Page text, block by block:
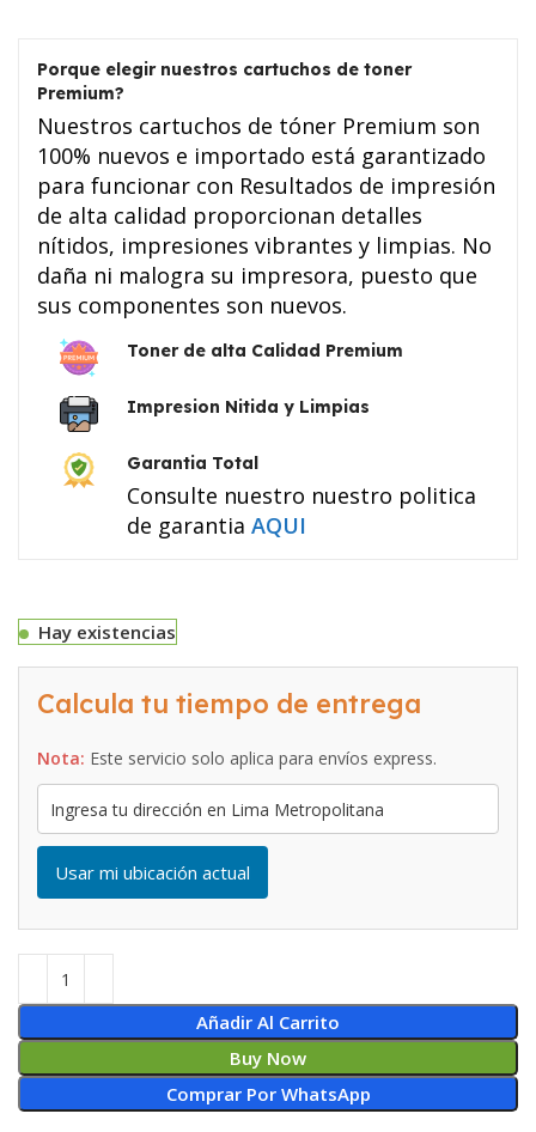
Porque elegir nuestros cartuchos de toner
Premium?
Nuestros cartuchos de tóner Premium son
100% nuevos e importado está garantizado
para funcionar con Resultados de impresión
de alta calidad proporcionan detalles
nítidos, impresiones vibrantes y limpias. No
daña ni malogra su impresora, puesto que
sus componentes son nuevos.
Toner de alta Calidad Premium
Impresion Nitida y Limpias
Garantia Total
Consulte nuestro nuestro politica
de garantia AQUI
Hay existencias
Calcula tu tiempo de entrega
Nota: Este servicio solo aplica para envíos express.
Usar mi ubicación actual
Añadir Al Carrito
Buy Now
Comprar Por WhatsApp